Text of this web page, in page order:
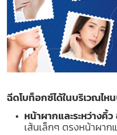
ฉีดโบท็อกซ์ได้ในบริเวณไห
หน้าผากและระหว่างคิ้ว
เส้นเล็กๆ ตรงหน้าผาก